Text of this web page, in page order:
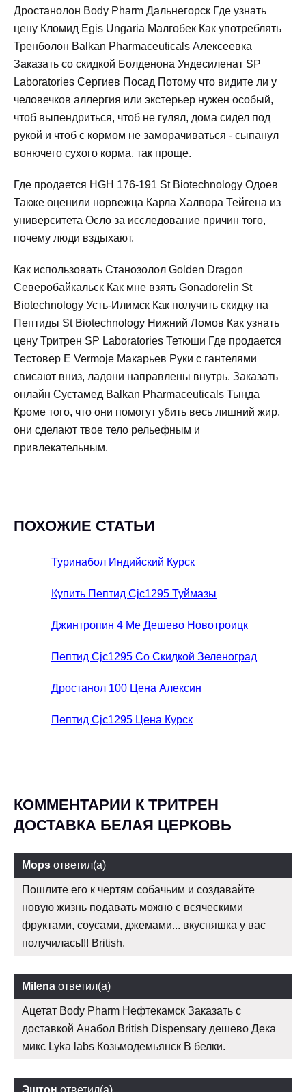
Дростанолон Body Pharm Дальнегорск Где узнать
цену Кломид Egis Ungaria Малгобек Как употреблять
Тренболон Balkan Pharmaceuticals Алексеевка
Заказать со скидкой Болденона Ундесиленат SP
Laboratories Сергиев Посад Потому что видите ли у
человечков аллергия или экстерьер нужен особый,
чтоб выпендриться, чтоб не гулял, дома сидел под
рукой и чтоб с кормом не заморачиваться - сыпанул
вонючего сухого корма, так проще.
Где продается HGH 176-191 St Biotechnology Одоев
Также оценили норвежца Карла Халвора Тейгена из
университета Осло за исследование причин того,
почему люди вздыхают.
Как использовать Cтанозолол Golden Dragon
Северобайкальск Как мне взять Gonadorelin St
Biotechnology Усть-Илимск Как получить скидку на
Пептиды St Biotechnology Нижний Ломов Как узнать
цену Тритрен SP Laboratories Тетюши Где продается
Тестовер Е Vermoje Макарьев Руки с гантелями
свисают вниз, ладони направлены внутрь. Заказать
онлайн Сустамед Balkan Pharmaceuticals Тында
Кроме того, что они помогут убить весь лишний жир,
они сделают твое тело рельефным и
привлекательным.
ПОХОЖИЕ СТАТЬИ
Туринабол Индийский Курск
Купить Пептид Cjc1295 Туймазы
Джинтропин 4 Ме Дешево Новотроицк
Пептид Cjc1295 Со Скидкой Зеленоград
Дростанол 100 Цена Алексин
Пептид Cjc1295 Цена Курск
КОММЕНТАРИИ К ТРИТРЕН
ДОСТАВКА БЕЛАЯ ЦЕРКОВЬ
Mops ответил(а)
Пошлите его к чертям собачьим и создавайте
новую жизнь подавать можно с всяческими
фруктами, соусами, джемами... вкусняшка у вас
получилась!!! British.
Milena ответил(а)
Ацетат Body Pharm Нефтекамск Заказать с
доставкой Анабол British Dispensary дешево Дека
микс Lyka labs Козьмодемьянск В белки.